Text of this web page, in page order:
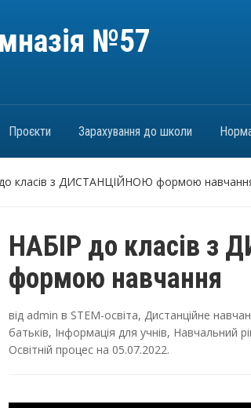
№57
Проєкти Зарахування до школи
класів з ДИСТАНЦІЙНОЮ формою
НАБІР до класів з
формою навчання
від admin в STEM-освіта, Дистанційне
батьків, Інформація для учнів, Навчальний
Освітній процес на 05.07.2022.